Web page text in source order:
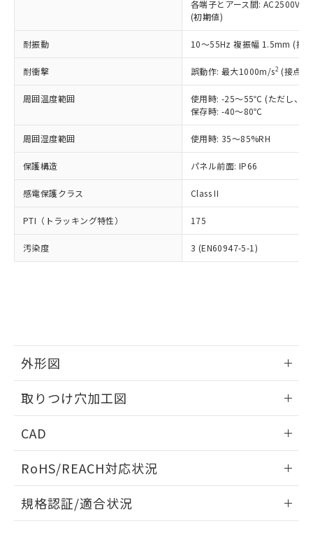
各端子とアース間: AC2500V
(初期値)
耐振動 10～55Hz 複振幅 1.5mm (接
耐衝撃 誤動作: 最大1000m/s2 (接点
周囲温度範囲
使用時: -25～55℃ (ただし、氷
保存時: -40～80℃
周囲湿度範囲 使用時: 35～85%RH
保護構造 パネル前面: IP66
感電保護クラス Class II
PTI（トラッキング特性） 175
汚染度 3 (EN60947-5-1)
外形図
取りつけ穴加工図
CAD
ドすることができます。
ログイン/会員登録
RoHS/REACH対応状況
EU RoHS 注意事項・凡例
規格認証/適合状況
正式な納期状況および標準価格はお客
様のお取引先、またはお客様担当のオ
ムロン制御機器販売店・当社販売員に
オムロン制御機器販売店や当社販売拠
販売ネットワーク
」をご確認
在庫状況および標準価格結果を当社の
事前の承諾なく第三者に漏洩または開
マイパーツ機能（部品リスト作成サー
ビス）をご利用いただくには、I-Web
メンバーズにご登録されている必要が
あります。
お客様が当ウェブサイト上で当社にご
登録された部品リストについて、当社
および当社の共同利用者が、当社の製
用者の範囲」に記載されている法人を
(PBDE) 1000ppm以下、フタル酸ビス(2-エチルヘキシ
ル) (DEHP)(別名：DOP) 1000ppm以下、フタル酸ブチ
ルベンジル（BBP） 1000ppm以下、フタル酸ジブチル
（DBP） 1000ppm以下、フタル酸ジイソブチル
但し、RoHS指令で産業用監視および制御機器に対する
フタル酸エステル類の４物質については閾値を超える意
図的な使用がないことを確認しています。
※2 対応予定月
部品在庫の切り替え状況などにより、予定
月が前後することがあります。
※3 非含有証明書ダウンロード
※本証明書は発行日時点で非含有を証明す
るもので、過去に遡って非含有を証明する
ものではありません。
物質の対応では、対応完了までの期間は出
荷製品に未対応品が混在することから備考
していることから、特段のことがない限
り、2022年1月12日より割愛しておりま
す。
Cr(Ⅵ)(六価クロム) : 1000ppm、 PBBs(ポリ臭化ビフェ
ニル類) : 1000ppm、 PBDEs(ポリ臭化ジフェニルエーテ
イソブチル) : 1000ppm、 BBP(フタル酸ブチルベンジ
DEHP(フタル酸ビス(2-エチルヘキシル)) : 1000ppm
※2 環境保護使用期限
「ｅ」：有害物質（10物質）のすべてが基
準値以下であることを示します。
「10」：通常の使用状況下において有害物
質が外部に漏えいし、環境に深刻な影響を
及ぼさない年数を意味します。
「－」：未確認です。当社販売部門へお問
い合わせください。
当社は規制貨物を破棄する場合は、完
いよう必要な手段を講じます。
当社は貴社製品を、核兵器、ミサイ
ル、化学兵器、生物兵器またはその他
武器並びにこれらの製造装置等に一切
当社は、貴社製品を第三者に販売する
場合は、上記1、2および3の内容を当
該第三者に通知します。また当社は、
販売先および販売に係わる関係者が違
法に輸出するおそれがある場合は、取
り引きをいたしません。
一定数以上の在庫あり
一定数には満たないが在庫あり
在庫なし(最新の在庫状況につ
いては、お客様のお取引先、ま
たはお客様担当のオムロン制御
機器販売店・当社販売員にご確
白
受注生産機種、また在庫状況の
情報を公開していない機種